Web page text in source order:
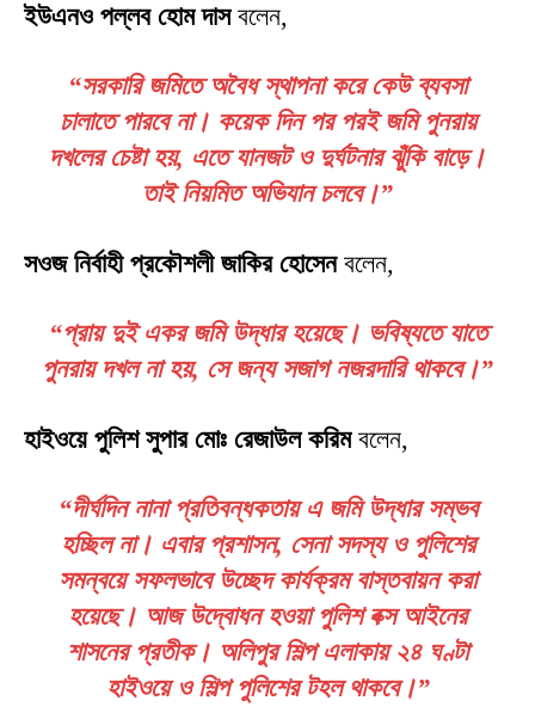
ইউএনও পল্লব হোম দাসবলেন,
“সরকারি জমিতে অবৈধ স্থাপনা করে কেউ ব্যবসা
চালাতে পারবে না। কয়েক দিন পর পরই জমি পুনরায়
দখলের চেষ্টা হয়, এতে যানজট ও দুর্ঘটনার ঝুঁকি বাড়ে।
তাই নিয়মিত অভিযান চলবে।”
সওজ নির্বাহী প্রকৌশলী জাকির হোসেনবলেন,
“প্রায় দুই একর জমি উদ্ধার হয়েছে। ভবিষ্যতে যাতে
পুনরায় দখল না হয়, সে জন্য সজাগ নজরদারি থাকবে।”
হাইওয়ে পুলিশ সুপার মোঃ রেজাউল করিমবলেন,
“দীর্ঘদিন নানা প্রতিবন্ধকতায় এ জমি উদ্ধার সম্ভব
হচ্ছিল না। এবার প্রশাসন, সেনা সদস্য ও পুলিশের
সমন্বয়ে সফলভাবে উচ্ছেদ কার্যক্রম বাস্তবায়ন করা
হয়েছে। আজ উদ্বোধন হওয়া পুলিশ বক্স আইনের
শাসনের প্রতীক। অলিপুর শিল্প এলাকায় ২৪ ঘণ্টা
হাইওয়ে ও শিল্প পুলিশের টহল থাকবে।”